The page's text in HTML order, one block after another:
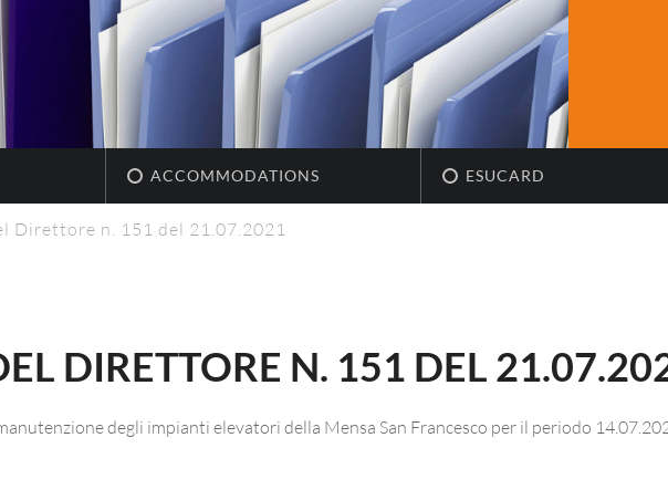
ACCOMMODATIONS ESUCARD
Direttore n. 151 del 21.07.2021
DIRETTORE N. 151 DEL
degli impianti elevatori della Mensa San Francesco per il periodo